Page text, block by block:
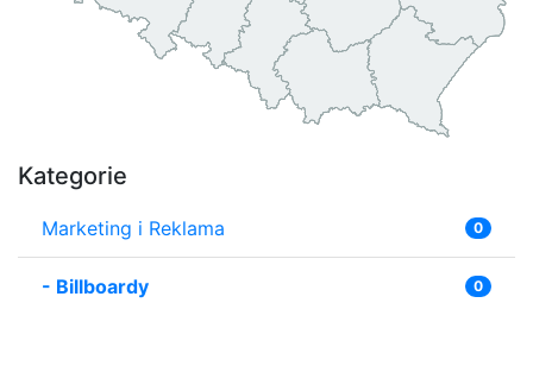
Kategorie
Marketing i Reklama 0
- Billboardy 0